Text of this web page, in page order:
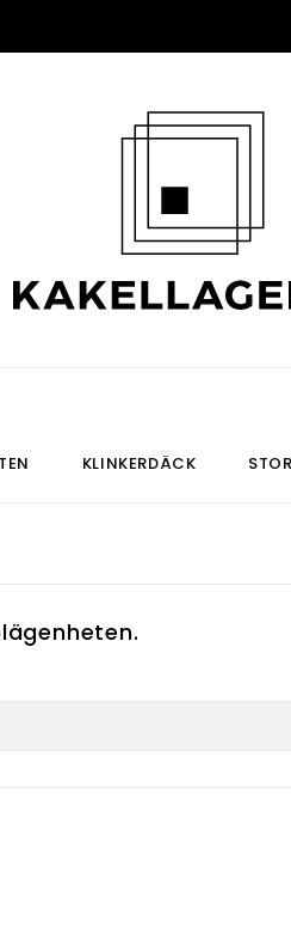
KLINKERDÄCK